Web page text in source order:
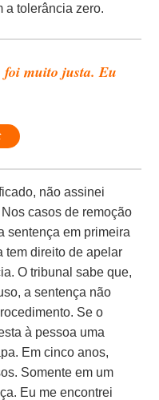
a tolerância zero.
foi muito justa. Eu
não assinei
casos de remoção
sentença em primeira
tem direito de apelar
O tribunal sabe que,
a sentença não
Se o
à pessoa uma
Em cinco anos,
Somente em um
Eu me encontrei